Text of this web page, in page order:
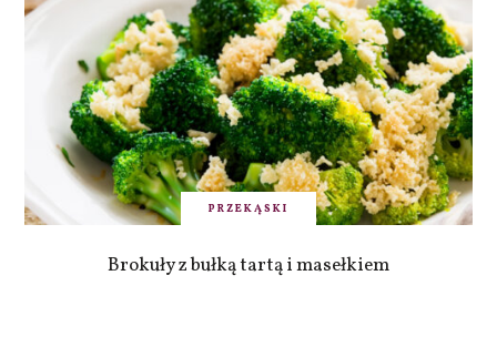
PRZEKĄSKI
Brokuły z bułką tartą i masełkiem